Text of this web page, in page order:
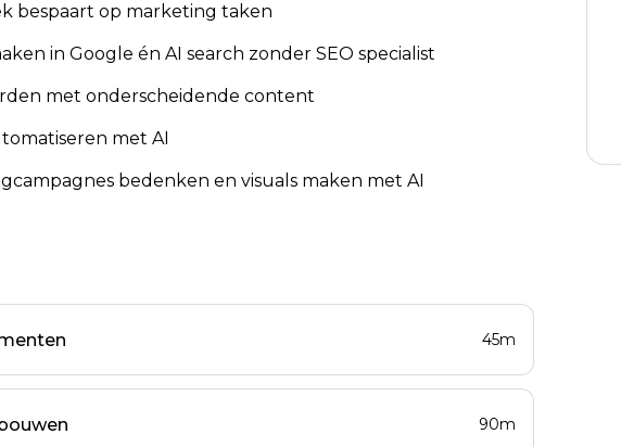
bespaart op marketing taken
in Google én AI search zonder SEO specialist
met onderscheidende content
met AI
bedenken en visuals maken met AI
45m
90m